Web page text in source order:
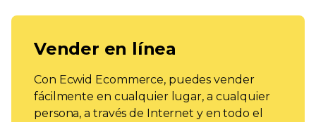
Vender en línea
Con Ecwid Ecommerce, puedes vender
fácilmente en cualquier lugar, a cualquier
persona, a través de Internet y en todo el